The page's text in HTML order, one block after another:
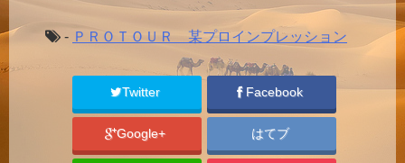
- ＰＲＯＴＯＵＲ 某プロインプレッション
Twitter Facebook
Google+ はてブ